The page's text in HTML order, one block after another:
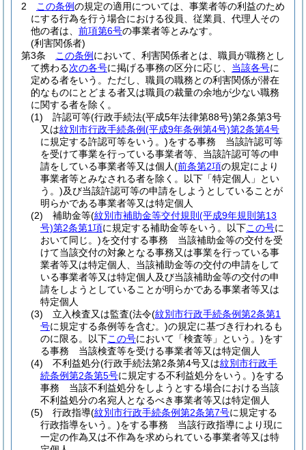
2
この条例の規定の適用については、事業者等の利益のため
にする行為を行う場合における役員、従業員、代理人その
他の者は、 前項第6号の事業者等とみなす。
(利害関係者)
第3条
この条例 において、利害関係者とは、職員が職務とし
て携わる次の各号に掲げる事務の区分に応じ、 当該各号に
定める者をいう。 ただし、職員の職務との利害関係が潜在
的なものにとどまる者又は職員の裁量の余地が少ない職務
に関する者を除く。
(1)
許認可等(行政手続法(平成5年法律第88号)第2条第3号
又は紋別市行政手続条例(平成9年条例第4号)第2条第4号
に規定する許認可等をいう。)をする事務 当該許認可等
を受けて事業を行っている事業者等、当該許認可等の申
請をしている事業者等又は個人(前条第2項の規定により
事業者等とみなされる者を除く。以下「特定個人」とい
う。)及び当該許認可等の申請をしようとしていることが
明らかである事業者等又は特定個人
(2)
補助金等(紋別市補助金等交付規則 (平成9年規則第13
号)第2条第1項に規定する補助金等をいう。以下この号に
おいて同じ。)を交付する事務 当該補助金等の交付を受
けて当該交付の対象となる事務又は事業を行っている事
業者等又は特定個人、当該補助金等の交付の申請をして
いる事業者等又は特定個人及び当該補助金等の交付の申
請をしようとしていることが明らかである事業者等又は
特定個人
(3)
立入検査又は監査(法令(紋別市行政手続条例第2条第1
号に規定する条例等を含む。)の規定に基づき行われるも
のに限る。以下この号において「検査等」という。)をす
る事務 当該検査等を受ける事業者等又は特定個人
(4)
不利益処分(行政手続法第2条第4号又は紋別市行政手
続条例第2条第5号に規定する不利益処分をいう。)をする
事務 当該不利益処分をしようとする場合における当該
不利益処分の名宛人となるべき事業者等又は特定個人
(5)
行政指導(紋別市行政手続条例第2条第7号に規定する
行政指導をいう。)をする事務 当該行政指導により現に
一定の作為又は不作為を求められている事業者等又は特